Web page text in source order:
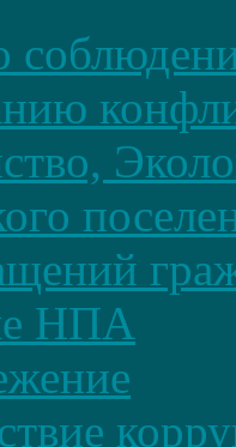
НПА